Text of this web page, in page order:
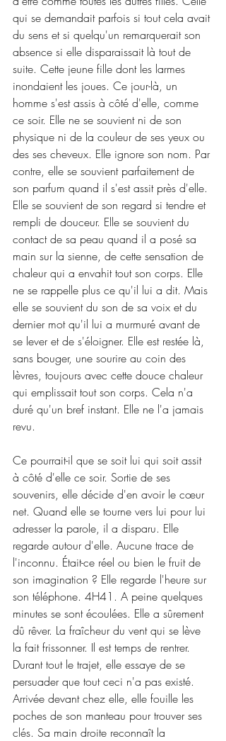
qui se demandait parfois si tout cela avait
du sens et si quelqu'un remarquerait son
absence si elle disparaissait là tout de
suite. Cette jeune fille dont les larmes
inondaient les joues. Ce jour-là, un
homme s'est assis à côté d'elle, comme
ce soir. Elle ne se souvient ni de son
physique ni de la couleur de ses yeux ou
des ses cheveux. Elle ignore son nom. Par
contre, elle se souvient parfaitement de
son parfum quand il s'est assit près d'elle.
Elle se souvient de son regard si tendre et
rempli de douceur. Elle se souvient du
contact de sa peau quand il a posé sa
main sur la sienne, de cette sensation de
chaleur qui a envahit tout son corps. Elle
ne se rappelle plus ce qu'il lui a dit. Mais
elle se souvient du son de sa voix et du
dernier mot qu'il lui a murmuré avant de
se lever et de s'éloigner. Elle est restée là,
sans bouger, une sourire au coin des
lèvres, toujours avec cette douce chaleur
qui emplissait tout son corps. Cela n'a
duré qu'un bref instant. Elle ne l'a jamais
revu.
Ce pourrait-il que se soit lui qui soit assit
à côté d'elle ce soir. Sortie de ses
souvenirs, elle décide d'en avoir le cœur
net. Quand elle se tourne vers lui pour lui
adresser la parole, il a disparu. Elle
regarde autour d'elle. Aucune trace de
l'inconnu. Était-ce réel ou bien le fruit de
son imagination ? Elle regarde l'heure sur
son téléphone. 4H41. A peine quelques
minutes se sont écoulées. Elle a sûrement
dû rêver. La fraîcheur du vent qui se lève
la fait frissonner. Il est temps de rentrer.
Durant tout le trajet, elle essaye de se
persuader que tout ceci n'a pas existé.
Arrivée devant chez elle, elle fouille les
poches de son manteau pour trouver ses
clés. Sa main droite reconnaît la